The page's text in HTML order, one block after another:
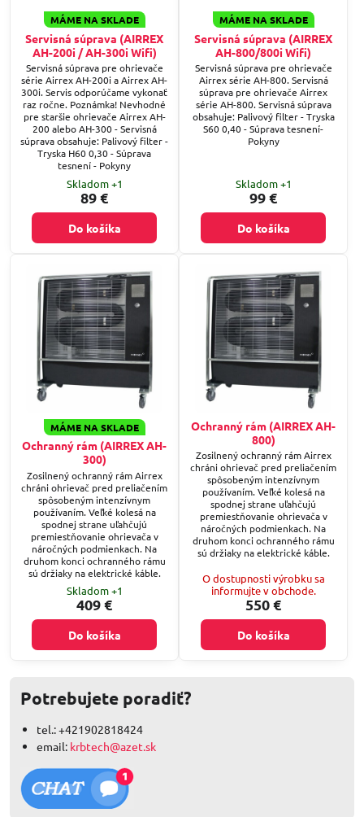
MÁME NA SKLADE
Servisná súprava (AIRREX
AH-200i / AH-300i Wifi)
Servisná súprava pre ohrievače
série Airrex AH-200i a Airrex AH-
300i. Servis odporúčame vykonať
raz ročne. Poznámka! Nevhodné
pre staršie ohrievače Airrex AH-
200 alebo AH-300 - Servisná
súprava obsahuje: Palivový filter -
Tryska H60 0,30 - Súprava
tesnení - Pokyny
Skladom +1
89 €
Do košíka
MÁME NA SKLADE
Servisná súprava (AIRREX
AH-800/800i Wifi)
Servisná súprava pre ohrievače
Airrex série AH-800. Servisná
súprava pre ohrievače Airrex
série AH-800. Servisná súprava
obsahuje: Palivový filter - Tryska
S60 0,40 - Súprava tesnení-
Pokyny
Skladom +1
99 €
Do košíka
MÁME NA SKLADE
Ochranný rám (AIRREX AH-
300)
Zosilnený ochranný rám Airrex
chráni ohrievač pred preliačením
spôsobeným intenzívnym
používaním. Veľké kolesá na
spodnej strane uľahčujú
premiestňovanie ohrievača v
náročných podmienkach. Na
druhom konci ochranného rámu
sú držiaky na elektrické káble.
Skladom +1
409 €
Do košíka
Ochranný rám (AIRREX AH-
800)
Zosilnený ochranný rám Airrex
chráni ohrievač pred preliačením
spôsobeným intenzívnym
používaním. Veľké kolesá na
spodnej strane uľahčujú
premiestňovanie ohrievača v
náročných podmienkach. Na
druhom konci ochranného rámu
sú držiaky na elektrické káble.
O dostupnosti výrobku sa
informujte v obchode.
550 €
Do košíka
Potrebujete poradiť?
tel.: +421902818424
email: krbtech@azet.sk